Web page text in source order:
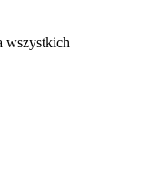
wszystkich